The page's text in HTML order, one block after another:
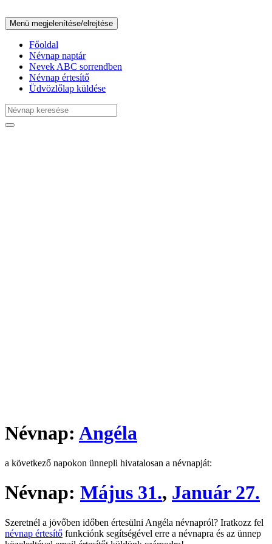
Menü megjelenítése/elrejtése
Főoldal
Névnap naptár
Nevek ABC sorrendben
Névnap értesítő
Üdvözlőlap küldése
Névnap: Angéla
a következő napokon ünnepli hivatalosan a névnapját:
Névnap: Május 31., Január 27.
Szeretnél a jövőben időben értesülni Angéla névnapról? Iratkozz fel
névnap értesítő funkciónk segítségével erre a névnapra és az ünnep